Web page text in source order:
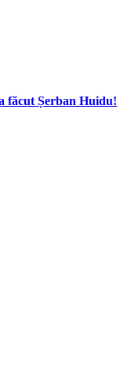
făcut Șerban Huidu!